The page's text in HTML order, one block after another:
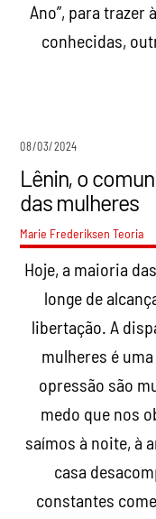
Ano”, para trazer
conhecidas,
08/03/2024
Lênin, o
das mulheres
Marie Frederiksen Teoria
Hoje, a maioria
longe de
libertação. A
mulheres é
opressão são
medo que nos
saímos à noite, à
casa
constantes